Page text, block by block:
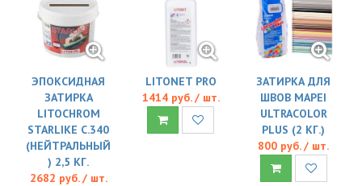
ЭПОКСИДНАЯ
ЗАТИРКА
LITOCHROM
STARLIKE C.340
(НЕЙТРАЛЬНЫЙ
) 2,5 КГ.
2682 руб. / шт.
LITONET PRO
1414 руб. / шт.
ЗАТИРКА ДЛЯ
ШВОВ MAPEI
ULTRACOLOR
PLUS (2 КГ.)
800 руб. / шт.